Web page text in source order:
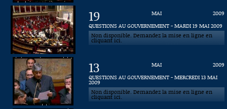
19 MAI
2009
QUESTIONS AU GOUVERNEMENT - MARDI 19 MAI 2009
Non disponible. Demandez la mise en ligne en
cliquant ici.
13 MAI
2009
QUESTIONS AU GOUVERNEMENT - MERCREDI 13 MAI
2009
Non disponible. Demandez la mise en ligne en
cliquant ici.